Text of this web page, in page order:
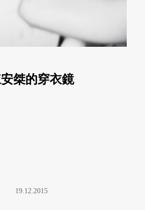
桀的穿衣鏡
19.12.2015